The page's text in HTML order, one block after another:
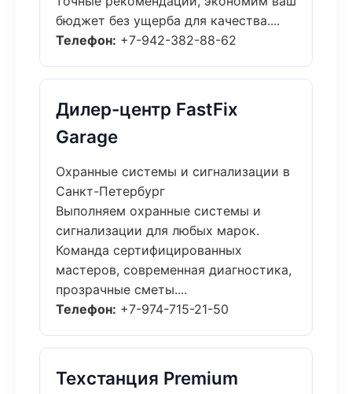
бюджет без ущерба для качества....
Телефон: +7-942-382-88-62
Дилер-центр FastFix
Garage
Охранные системы и сигнализации в
Санкт-Петербург
Выполняем охранные системы и
сигнализации для любых марок.
Команда сертифицированных
мастеров, современная диагностика,
прозрачные сметы....
Телефон: +7-974-715-21-50
Техстанция Premium